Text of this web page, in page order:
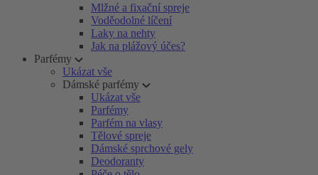
Mlžné a fixační spreje
Voděodolné líčení
Laky na nehty
Jak na plážový účes?
Parfémy
Ukázat vše
Dámské parfémy
Ukázat vše
Parfémy
Parfém na vlasy
Tělové spreje
Dámské sprchové gely
Deodoranty